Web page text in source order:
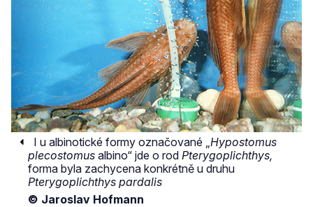
I u albinotické formy označované „Hypostomus
plecostomus albino“ jde o rod Pterygoplichthys,
forma byla zachycena konkrétně u druhu
Pterygoplichthys pardalis
© Jaroslav Hofmann